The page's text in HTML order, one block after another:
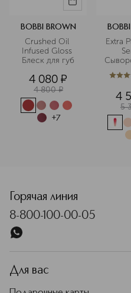
BOBBI BROWN
Crushed Oil
Infused Gloss
Блеск для губ
4 080 ¤
4 800 ¤
+7
Extra
4.9из
4
5
Горячая линия
8-800-100-00-05
Для вас